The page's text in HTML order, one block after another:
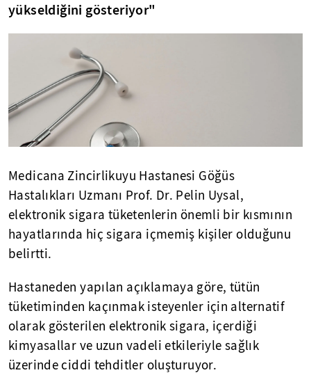
yükseldiğini gösteriyor"
Medicana Zincirlikuyu Hastanesi Göğüs
Hastalıkları Uzmanı Prof. Dr. Pelin Uysal,
elektronik sigara tüketenlerin önemli bir kısmının
hayatlarında hiç sigara içmemiş kişiler olduğunu
belirtti.
Hastaneden yapılan açıklamaya göre, tütün
tüketiminden kaçınmak isteyenler için alternatif
olarak gösterilen elektronik sigara, içerdiği
kimyasallar ve uzun vadeli etkileriyle sağlık
üzerinde ciddi tehditler oluşturuyor.